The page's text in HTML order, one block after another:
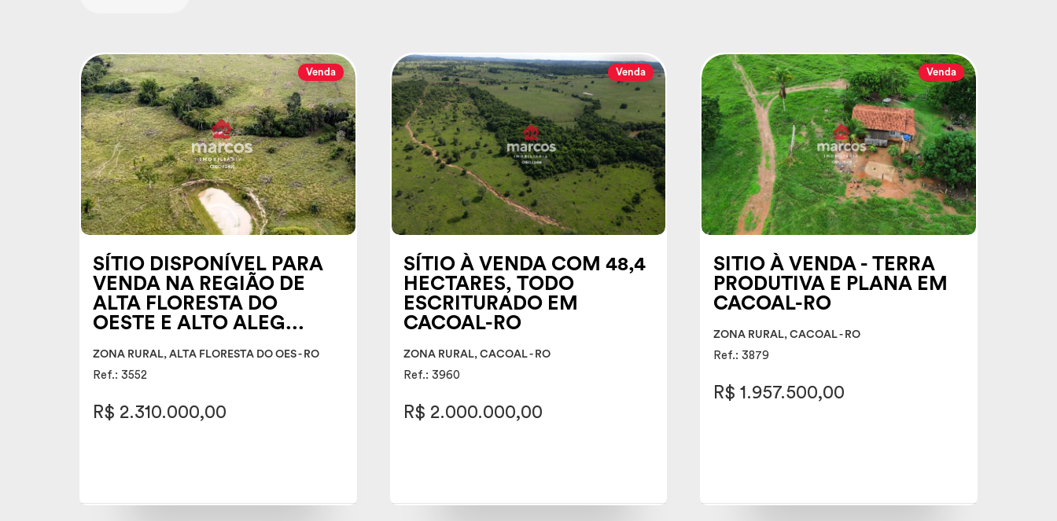
Venda
SÍTIO DISPONÍVEL PARA
VENDA NA REGIÃO DE
ALTA FLORESTA DO
OESTE E ALTO ALEG...
ZONA RURAL, ALTA FLORESTA DO OES - RO
Ref.: 3552
R$ 2.310.000,00
Venda
SÍTIO À VENDA COM 48,4
HECTARES, TODO
ESCRITURADO EM
CACOAL-RO
ZONA RURAL, CACOAL - RO
Ref.: 3960
R$ 2.000.000,00
Venda
SITIO À VENDA - TERRA
PRODUTIVA E PLANA EM
CACOAL-RO
ZONA RURAL, CACOAL - RO
Ref.: 3879
R$ 1.957.500,00